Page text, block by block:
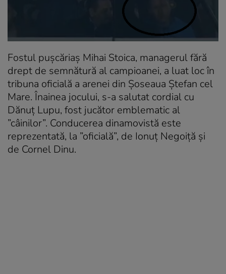
Fostul pușcăriaș Mihai Stoica, managerul fără
drept de semnătură al campioanei, a luat loc în
tribuna oficială a arenei din Șoseaua Ștefan cel
Mare. Înainea jocului, s-a salutat cordial cu
Dănuț Lupu, fost jucător emblematic al
”câinilor”. Conducerea dinamovistă este
reprezentată, la ”oficială”, de Ionuț Negoiță și
de Cornel Dinu.